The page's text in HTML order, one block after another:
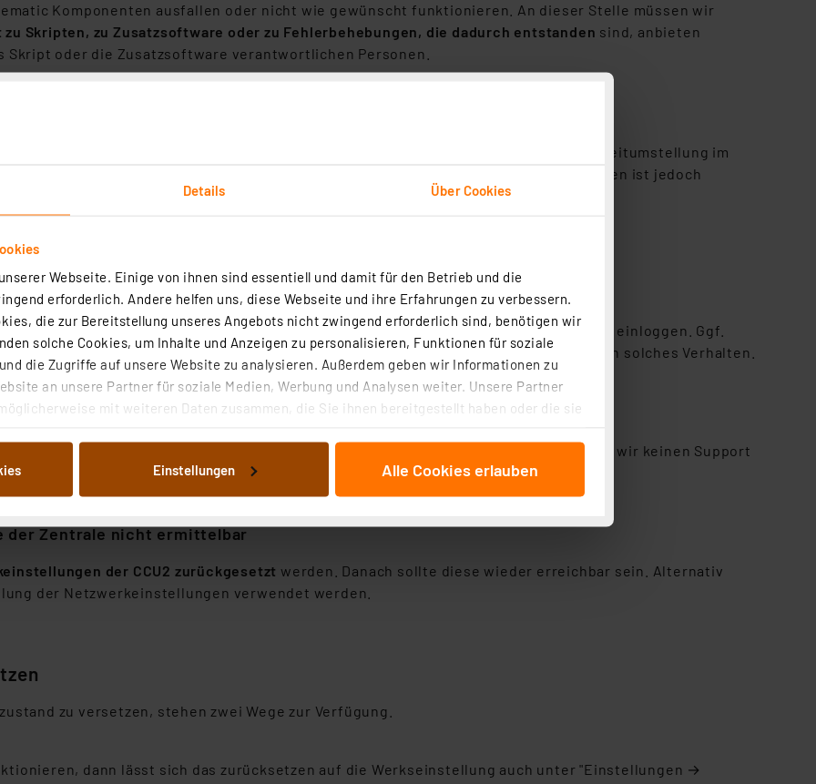
Details Über Cookies
Webseite. Einige von ihnen sind essentiell und damit für den Betrieb und die
erforderlich. Andere helfen uns, diese Webseite und ihre Erfahrungen zu verbessern.
die zur Bereitstellung unseres Angebots nicht zwingend erforderlich sind, benötigen wir
solche Cookies, um Inhalte und Anzeigen zu personalisieren, Funktionen für soziale
die Zugriffe auf unsere Website zu analysieren. Außerdem geben wir Informationen zu
an unsere Partner für soziale Medien, Werbung und Analysen weiter. Unsere Partner
mit weiteren Daten zusammen, die Sie ihnen bereitgestellt haben oder die sie
dargestellten bzw. die von Ihnen ausgewählten Verarbeitungszwecke (Art. 6
Auflistung der einzelnen Cookies nach Zweck und Anbieter ist durch Klick auf den
Ihre erteilte Zustimmung können Sie jederzeit unter dem Link „Cookie Einstellungen“
zum Zeitpunkt des Widerrufs bleibt hiervon unberührt. Ihre Browser-Einstellungen können
nicht längerfristig gespeichert werden und dieses Banner erneut angezeigt wird.
ggf. auch die Verarbeitung Ihrer Daten in den USA gemäß Art. 49 (1) lit. a DSGVO.
der EU. Dies bedeutet, dass die USA als Land mit unzureichendem
verarbeiten, ohne dass hiergegen Klagemöglichkeiten für Europäer bestehen.
Dienstleistern stützt sich auf die Standarddatenschutzklauseln der Europäischen
Einstellungen Alle Cookies erlauben
Komponenten ausfallen oder nicht wie gewünscht funktionieren. An dieser Stelle müssen wir
zu Skripten, zu Zusatzsoftware oder zu Fehlerbehebungen, die dadurch entstanden sind, anbieten
Skript oder die Zusatzsoftware verantwortlichen Personen.
Homematic CCU2 ist noch nicht bereit"
Fehlermeldung "Die Homematic CCU2 ist noch nicht bereit" auftrat, nachdem die Zeitumstellung im
es zu Komplikationen in diversen Steuerungsoptionen der CCU2. Dieses Verhalten ist jedoch
lange nicht mehr auf.
Zentrale reagiert nicht mehr"
im Browser auftreten.
Prozess beendet worden. Bitte die CCU2 neu starten und anschließend erneut einloggen. Ggf.
Skripte und Zusatzsoftwares geprüft werden. Häufig sind diese die Ursachen für ein solches Verhalten.
von Nachrichten wie z. B. bei einer Rauchmelder-Auslösung nutzen. Hierzu bieten wir keinen Support
werden:
https://homematic.simdorn.net/push-meldung/
der Zentrale nicht ermittelbar
der CCU2 zurückgesetzt werden. Danach sollte diese wieder erreichbar sein. Alternativ
der Netzwerkeinstellungen verwendet werden.
zu versetzen, stehen zwei Wege zur Verfügung.
dann lässt sich das zurücksetzen auf die Werkseinstellung auch unter "Einstellungen →